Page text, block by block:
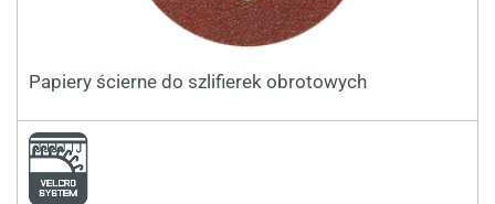
Papiery ścierne do szlifierek obrotowych